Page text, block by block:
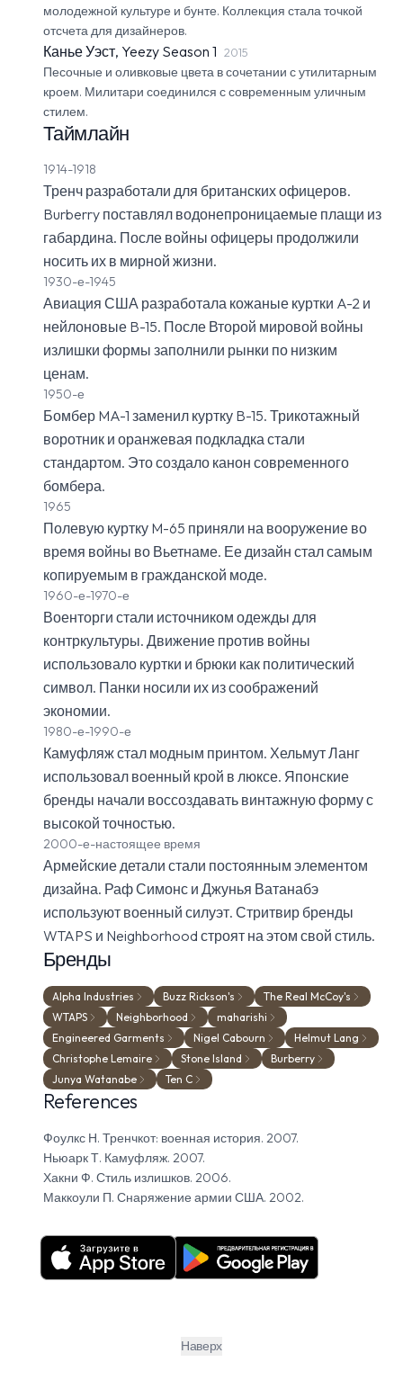
молодежной культуре и бунте. Коллекция стала точкой
отсчета для дизайнеров.
Канье Уэст, Yeezy Season 1 2015
Песочные и оливковые цвета в сочетании с утилитарным
кроем. Милитари соединился с современным уличным
стилем.
Таймлайн
1914-1918
Тренч разработали для британских офицеров.
Burberry поставлял водонепроницаемые плащи из
габардина. После войны офицеры продолжили
носить их в мирной жизни.
1930-е-1945
Авиация США разработала кожаные куртки A-2 и
нейлоновые B-15. После Второй мировой войны
излишки формы заполнили рынки по низким
ценам.
1950-е
Бомбер MA-1 заменил куртку B-15. Трикотажный
воротник и оранжевая подкладка стали
стандартом. Это создало канон современного
бомбера.
1965
Полевую куртку M-65 приняли на вооружение во
время войны во Вьетнаме. Ее дизайн стал самым
копируемым в гражданской моде.
1960-е-1970-е
Военторги стали источником одежды для
контркультуры. Движение против войны
использовало куртки и брюки как политический
символ. Панки носили их из соображений
экономии.
1980-е-1990-е
Камуфляж стал модным принтом. Хельмут Ланг
использовал военный крой в люксе. Японские
бренды начали воссоздавать винтажную форму с
высокой точностью.
2000-е-настоящее время
Армейские детали стали постоянным элементом
дизайна. Раф Симонс и Джунья Ватанабэ
используют военный силуэт. Стритвир бренды
WTAPS и Neighborhood строят на этом свой стиль.
Бренды
Alpha Industries Buzz Rickson's
The Real McCoy's
WTAPS
Neighborhood
maharishi
Engineered Garments
Nigel Cabourn
Helmut Lang
Christophe Lemaire
Stone Island
Burberry
Junya Watanabe
Ten C
References
Фоулкс Н. Тренчкот: военная история. 2007.
Ньюарк Т. Камуфляж. 2007.
Хакни Ф. Стиль излишков. 2006.
Маккоули П. Снаряжение армии США. 2002.
Наверх